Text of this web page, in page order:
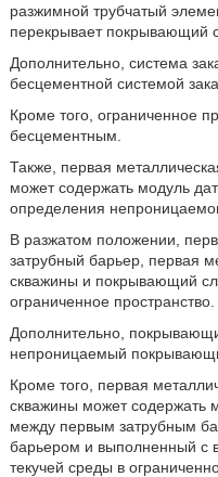
разжимной трубчатый
перекрывает покрывающий
Дополнительно, система
бесцементной системой
Кроме того, ограниченное
бесцементным.
Также, первая
может содержать модуль
определения
В разжатом положении,
затрубный барьер, первая
скважины и покрывающий
ограниченное пространство.
Дополнительно,
непроницаемый
Кроме того, первая
скважины может содержать
между первым затрубным
барьером и выполненный с
текучей среды в